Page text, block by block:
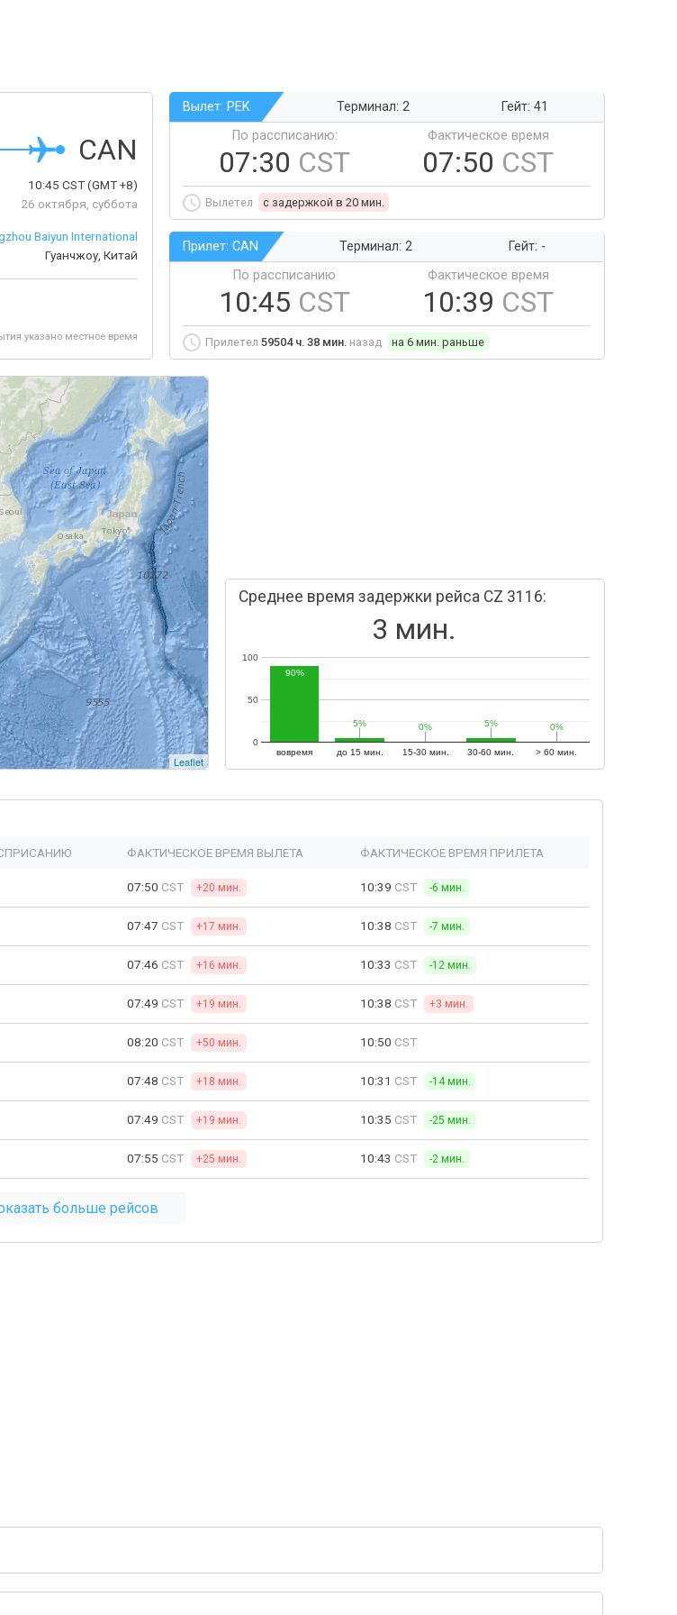
CAN
10:45CST(GMT +8)
26 октября, суббота
Baiyun International
Гуанчжоу, Китай
указано местное время
Вылет: PEK Терминал: 2
Гейт: 41
По рассписанию:
07:30 CST
Фактическое время
07:50 CST
Вылетел c задержкой в 20 мин.
Прилет: CAN Терминал: 2
Гейт: -
По рассписанию
10:45 CST
Фактическое время
10:39 CST
Прилетел 59504 ч. 38 мин. назад на 6 мин. раньше
Leaflet
Среднее время задержки рейса CZ 3116:
3 мин.
вовремя до 15 мин. 15-30 мин. 30-60 мин. > 60 мин.
0
50
100
90%
5%
5% 0%
0% 5%
5% 0%
0%
ФАКТИЧЕСКОЕ ВРЕМЯ ВЫЛЕТА ФАКТИЧЕСКОЕ ВРЕМЯ ПРИЛЕТА
07:50 CST +20 мин. 10:39 CST -6 мин.
07:47 CST +17 мин. 10:38 CST -7 мин.
07:46 CST +16 мин. 10:33 CST -12 мин.
07:49 CST +19 мин. 10:38 CST +3 мин.
08:20 CST +50 мин. 10:50 CST
07:48 CST +18 мин. 10:31 CST -14 мин.
07:49 CST +19 мин. 10:35 CST -25 мин.
07:55 CST +25 мин. 10:43 CST -2 мин.
больше рейсов